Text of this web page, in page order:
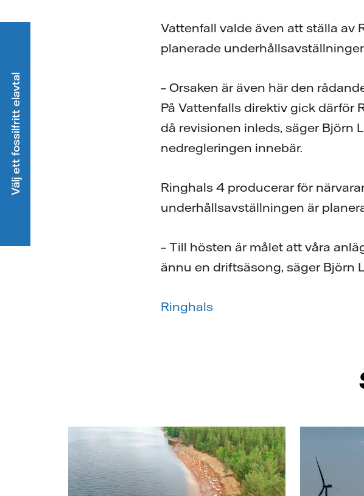
Vattenfall valde även att ställa av
planerade
– Orsaken är även här den
På Vattenfalls direktiv gick därför
då revisionen inleds, säger Björn
nedregleringen innebär.
Ringhals 4 producerar för
underhållsavställningen är
– Till hösten är målet att våra
ännu en driftsäsong, säger Björn
Ringhals
Välj ett fossilfritt elavtal